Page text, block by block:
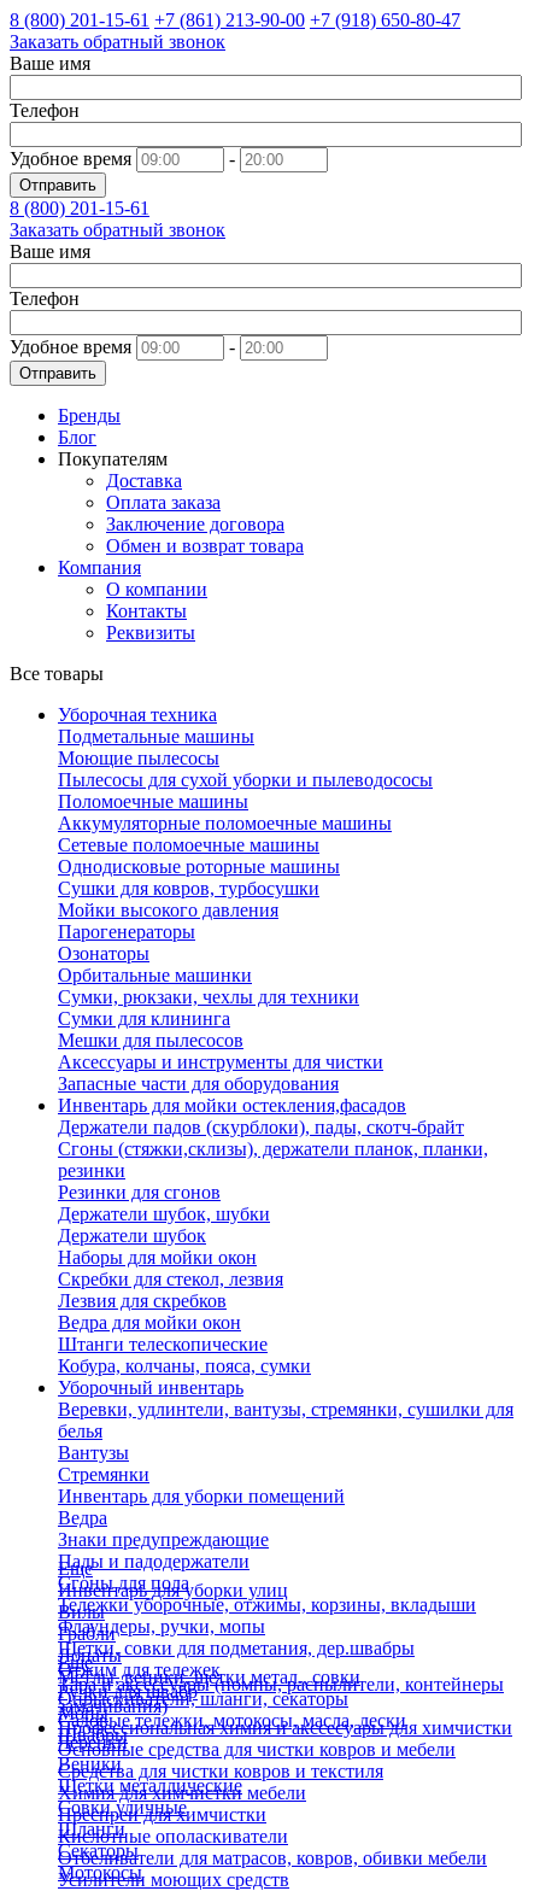
8 (800) 201-15-61 +7 (861) 213-90-00 +7 (918) 650-80-47
Заказать обратный звонок
Ваше имя
Телефон
Удобное время -
Отправить
8 (800) 201-15-61
Заказать обратный звонок
Ваше имя
Телефон
Удобное время -
Отправить
Бренды
Блог
Покупателям
Доставка
Оплата заказа
Заключение договора
Обмен и возврат товара
Компания
О компании
Контакты
Реквизиты
Все товары
Уборочная техника
Подметальные машины
Моющие пылесосы
Пылесосы для сухой уборки и пылеводососы
Поломоечные машины
Аккумуляторные поломоечные машины
Сетевые поломоечные машины
Однодисковые роторные машины
Сушки для ковров, турбосушки
Мойки высокого давления
Парогенераторы
Озонаторы
Орбитальные машинки
Сумки, рюкзаки, чехлы для техники
Сумки для клининга
Мешки для пылесосов
Аксессуары и инструменты для чистки
Запасные части для оборудования
Инвентарь для мойки остекления,фасадов
Держатели падов (скурблоки), пады, скотч-брайт
Сгоны (стяжки,склизы), держатели планок, планки,
резинки
Резинки для сгонов
Держатели шубок, шубки
Держатели шубок
Наборы для мойки окон
Скребки для стекол, лезвия
Лезвия для скребков
Ведра для мойки окон
Штанги телескопические
Кобура, колчаны, пояса, сумки
Уборочный инвентарь
Веревки, удлинтели, вантузы, стремянки, сушилки для
белья
Вантузы
Стремянки
Инвентарь для уборки помещений
Ведра
Знаки предупреждающие
Пады и падодержатели
Сгоны для пола
Тележки уборочные, отжимы, корзины, вкладыши
Флаундеры, ручки, мопы
Щетки, совки для подметания, дер.швабры
Отжим для тележек
Ручки для швабр
Мопы
Швабры
Еще
Инвентарь для уборки улиц
Вилы
Грабли
Лопаты
Метлы, веники, щетки метал., совки
Опрыскиватели, шланги, секаторы
Садовые тележки, мотокосы, масла, лески
Черенки
Веники
Щетки металлические
Совки уличные
Шланги
Секаторы
Мотокосы
Еще
Тара и аксессуары (помпы, распылители, контейнеры
замачивания)
Профессиональная химия и акссесуары для химчистки
Основные средства для чистки ковров и мебели
Средства для чистки ковров и текстиля
Химия для химчистки мебели
Преспреи для химчистки
Кислотные ополаскиватели
Отбеливатели для матрасов, ковров, обивки мебели
Усилители моющих средств